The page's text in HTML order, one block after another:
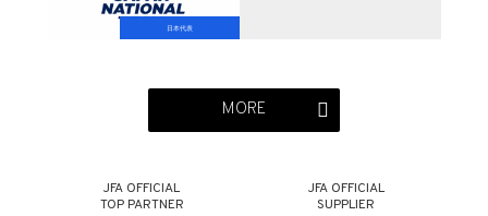
日本代表
MORE
JFA OFFICIAL
TOP PARTNER
JFA OFFICIAL
SUPPLIER